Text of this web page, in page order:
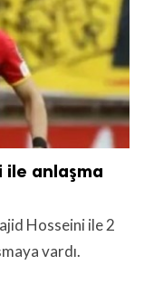
ile anlaşma
Hosseini ile 2
vardı.